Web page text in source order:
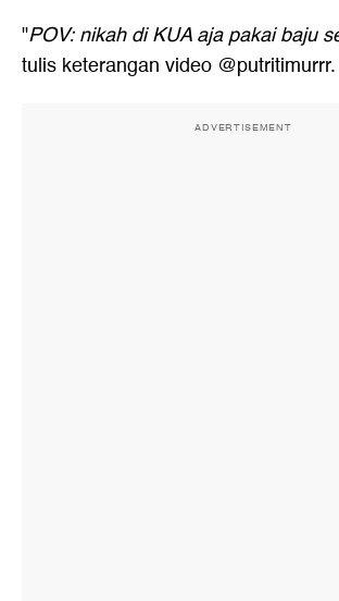
"POV: nikah di KUA aja pakai baju
tulis keterangan video @putritimurrr.
ADVERTISEMENT